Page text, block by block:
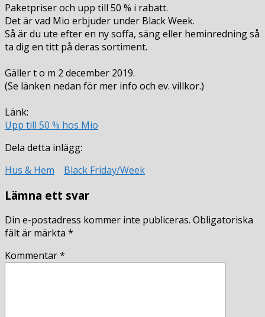
rabatt
hos
Paketpriser och upp till 50 % i rabatt.
Det är vad Mio erbjuder under Black Week.
Så är du ute efter en ny soffa, säng eller heminredning så
ta dig en titt på deras sortiment.
Gäller t o m 2 december 2019.
(Se länken nedan för mer info och ev. villkor.)
Länk:
Upp till 50 % hos Mio
Dela detta inlägg:
Hus & Hem
Black Friday/Week
Lämna ett svar
Din e-postadress kommer inte publiceras. Obligatoriska
fält är märkta *
Kommentar*